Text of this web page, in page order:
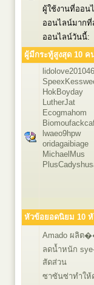
ผู้ใช้งานที่ออน
ออนไลน์มากที่
ออนไลน์วันนี้:
ผู้มีกระทู้สูงสุด 10 ค
lidolove201046
HokBoyday
LutherJat
Ecogmahom
lwaeo9hpw
oridagaibiage
MichaelMus
หัวข้อยอดนิยม 10
Amado ผลิ
ลดน้ำหนัก
สัดส่วน
ซาซันซ่าทำใ